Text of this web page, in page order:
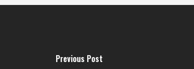
Previous Post